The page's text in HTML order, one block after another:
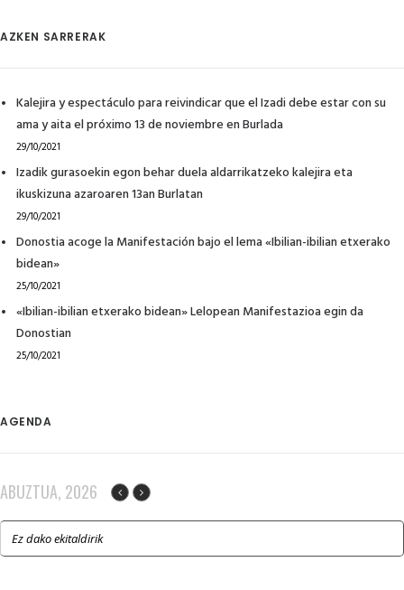
AZKEN SARRERAK
Kalejira y espectáculo para reivindicar que el Izadi debe estar con su
ama y aita el próximo 13 de noviembre en Burlada
29/10/2021
Izadik gurasoekin egon behar duela aldarrikatzeko kalejira eta
ikuskizuna azaroaren 13an Burlatan
29/10/2021
Donostia acoge la Manifestación bajo el lema «Ibilian-ibilian etxerako
bidean»
25/10/2021
«Ibilian-ibilian etxerako bidean» Lelopean Manifestazioa egin da
Donostian
25/10/2021
AGENDA
ABUZTUA, 2026
Ez dako ekitaldirik